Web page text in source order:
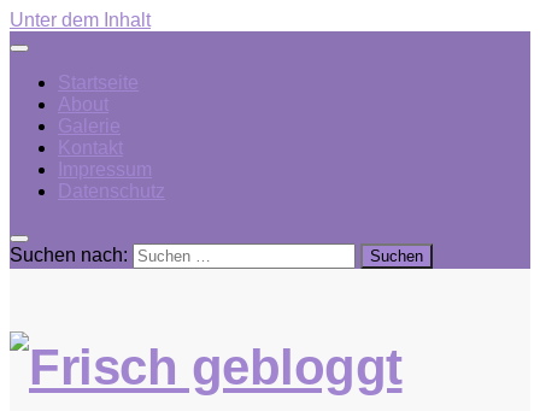
Unter dem Inhalt
Startseite
About
Galerie
Kontakt
Impressum
Datenschutz
Suchen nach: